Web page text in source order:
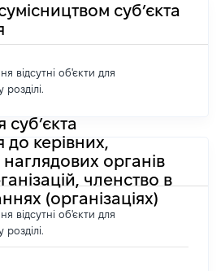
суб’єкта
відсутні об'єкти для
до керівних,
наглядових органів
членство в
(організаціях)
відсутні об'єкти для